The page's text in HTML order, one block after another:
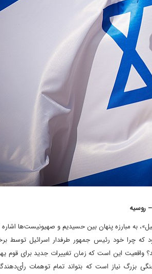
روسیه
به مبارزه پنهان بین حسیدیم و صهیونیست‌ها اشاره
که چرا خود رئیس جمهور طرفدار اسرائیل توسط
واقعیت این است که زمان تغییرات جدید برای قوم
بزرگ نیاز است که بتواند تمام توهمات